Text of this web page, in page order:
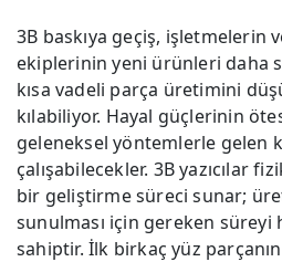
3B baskıya geçiş, işletmelerin
ekiplerinin yeni ürünleri daha
kısa vadeli parça üretimini
kılabiliyor. Hayal güçlerinin
geleneksel yöntemlerle gelen
çalışabilecekler. 3B yazıcılar
bir geliştirme süreci sunar;
sunulması için gereken süreyi
sahiptir. İlk birkaç yüz